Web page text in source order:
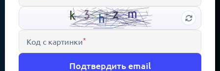
Код с картинки*
Подтвердить email